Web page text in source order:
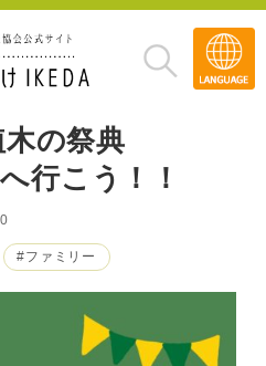
木の祭典
行こう！！
#ファミリー
»